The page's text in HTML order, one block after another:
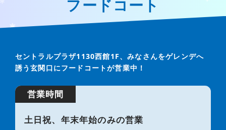
フードコート
セントラルプラザ1130西館1F、みなさんをゲレンデへ
誘う玄関口にフードコートが営業中！
営業時間
土日祝、年末年始のみの営業